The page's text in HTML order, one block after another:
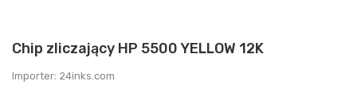
Chip zliczający HP 5500 YELLOW 12K
Importer: 24inks.com